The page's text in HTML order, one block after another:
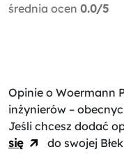
średnia ocen 0.0/5
Opinie o Woermann
inżynierów –
Jeśli chcesz dodać
się
do swojej